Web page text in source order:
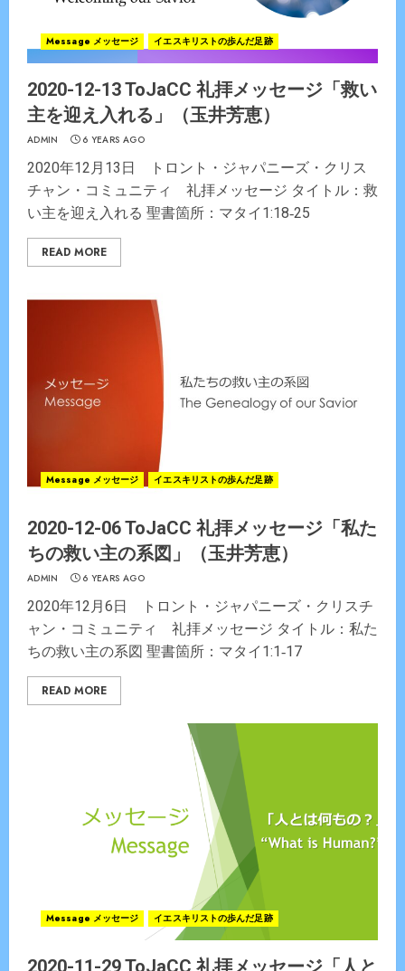
Message メッセージ イエスキリストの歩んだ足跡
2020-12-13 ToJaCC 礼拝メッセージ「救い
主を迎え入れる」（玉井芳恵）
ADMIN 6 YEARS AGO
2020年12月13日 トロント・ジャパニーズ・クリス
チャン・コミュニティ 礼拝メッセージ タイトル：救
い主を迎え入れる 聖書箇所：マタイ1:18‐25
READ MORE
Message メッセージ イエスキリストの歩んだ足跡
2020-12-06 ToJaCC 礼拝メッセージ「私た
ちの救い主の系図」（玉井芳恵）
ADMIN 6 YEARS AGO
2020年12月6日 トロント・ジャパニーズ・クリスチ
ャン・コミュニティ 礼拝メッセージ タイトル：私た
ちの救い主の系図 聖書箇所：マタイ1:1‐17
READ MORE
Message メッセージ イエスキリストの歩んだ足跡